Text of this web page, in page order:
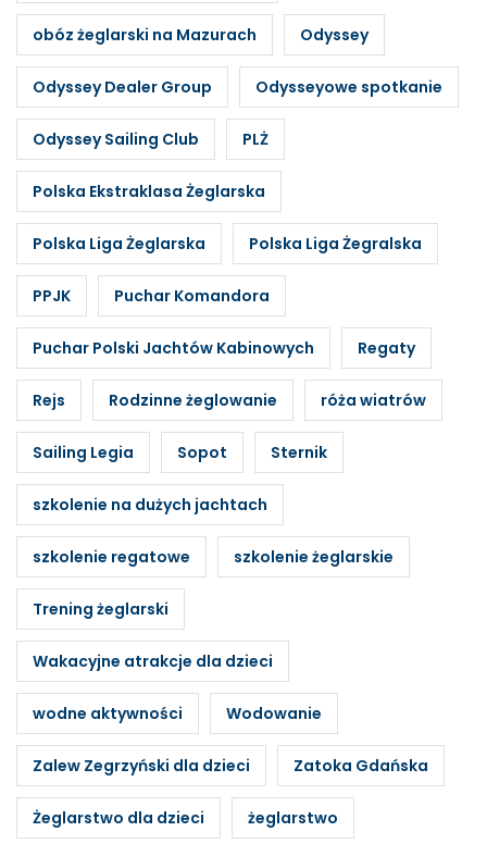
obóz żeglarski na Mazurach Odyssey
Odyssey Dealer Group Odysseyowe spotkanie
Odyssey Sailing Club PLŻ
Polska Ekstraklasa Żeglarska
Polska Liga Żeglarska Polska Liga Żegralska
PPJK Puchar Komandora
Puchar Polski Jachtów Kabinowych Regaty
Rejs Rodzinne żeglowanie róża wiatrów
Sailing Legia Sopot Sternik
szkolenie na dużych jachtach
szkolenie regatowe szkolenie żeglarskie
Trening żeglarski
Wakacyjne atrakcje dla dzieci
wodne aktywności Wodowanie
Zalew Zegrzyński dla dzieci Zatoka Gdańska
Żeglarstwo dla dzieci żeglarstwo